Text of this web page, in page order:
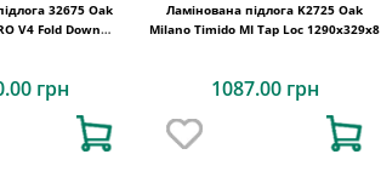
32675 Oak
V4 Fold Down
грн
Ламінована підлога K2725 Oak
Milano Timido MI Tap Loc 1290x329x8
1087.00 грн